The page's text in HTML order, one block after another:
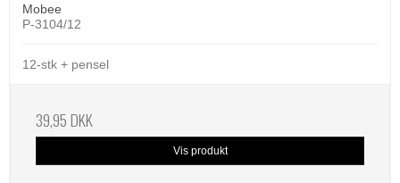
Mobee
P-3104/12
12-stk + pensel
39,95 DKK
Vis produkt